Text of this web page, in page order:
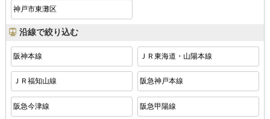
神戸市東灘区
沿線で絞り込む
阪神本線 ＪＲ東海道・山陽本線
ＪＲ福知山線 阪急神戸本線
阪急今津線 阪急甲陽線